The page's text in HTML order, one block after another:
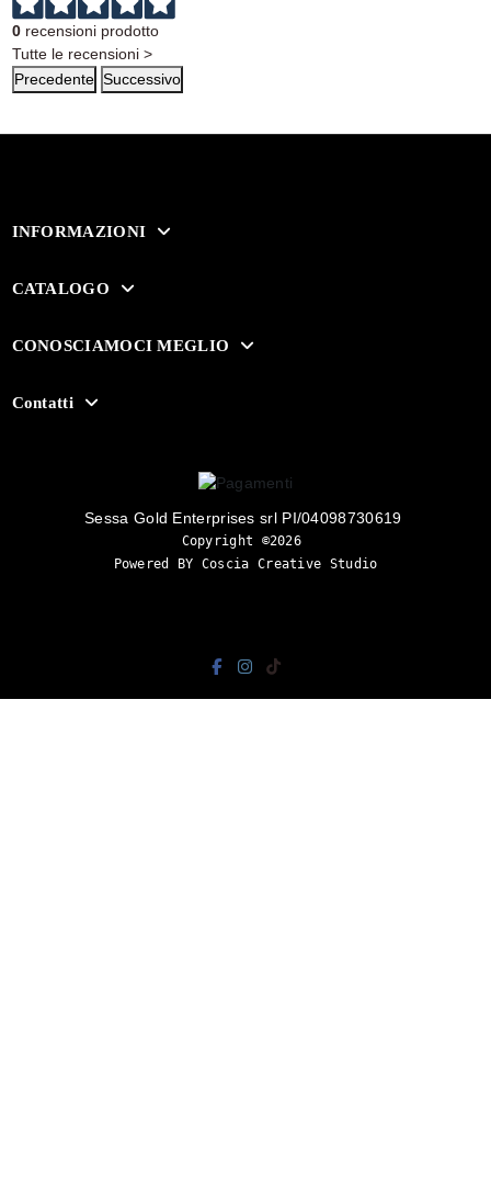
0recensioni prodotto
Tutte le recensioni >
Precedente Successivo
INFORMAZIONI
CATALOGO
CONOSCIAMOCI MEGLIO
Contatti
Sessa Gold Enterprises srl PI/04098730619
Copyright ©2026
Powered BY Coscia Creative Studio